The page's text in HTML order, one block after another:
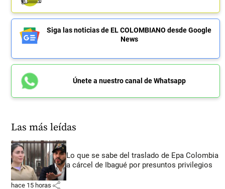
Siga las noticias de EL COLOMBIANO desde Google
News
Únete a nuestro canal de Whatsapp
Las más leídas
Lo que se sabe del traslado de Epa Colombia
a cárcel de Ibagué por presuntos privilegios
hace 15 horas share